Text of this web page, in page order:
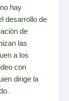
hay
desarrollo de
de
las
a los
con
dirige la